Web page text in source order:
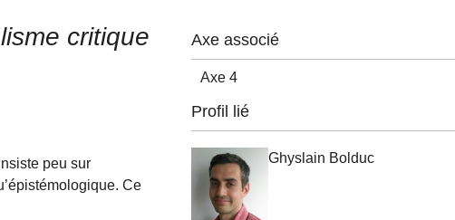
critique
peu sur
Ce
Axe associé
Axe 4
Profil lié
Ghyslain Bolduc